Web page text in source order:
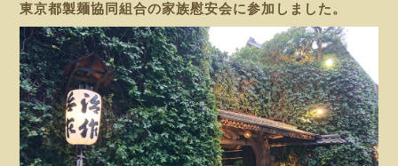
東京都製麺協同組合の家族慰安会に参加しました。